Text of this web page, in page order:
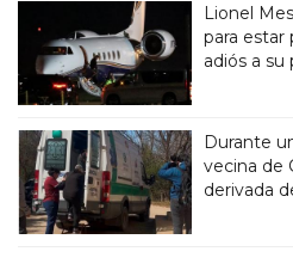
Lionel
para
adiós a su
Durante
vecina de
derivada